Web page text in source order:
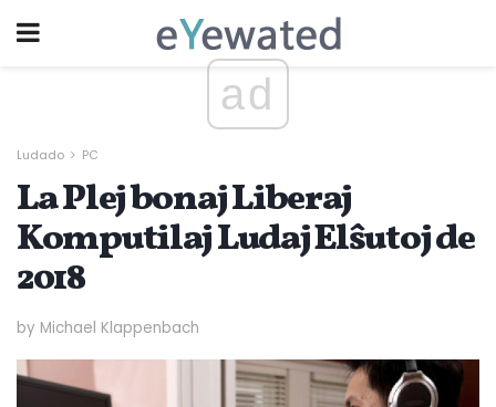
ad
Ludado PC
La Plej bonaj Liberaj
Komputilaj Ludaj Elŝutoj de
2018
by Michael Klappenbach